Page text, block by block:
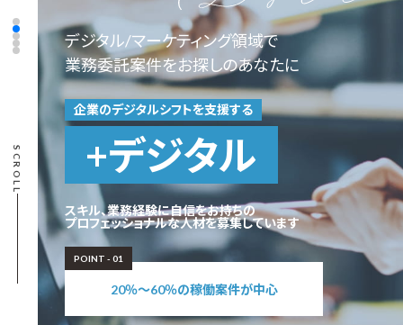
デジタル/マーケティング領域で
業務委託案件をお探しのあなたに
企業のデジタルシフトを支援する
+デジタル
スキル、業務経験に自信をお持ちの
プロフェッショナルな人材を募集しています
POINT - 01
20％～60％の稼働案件が中心
SCROLL